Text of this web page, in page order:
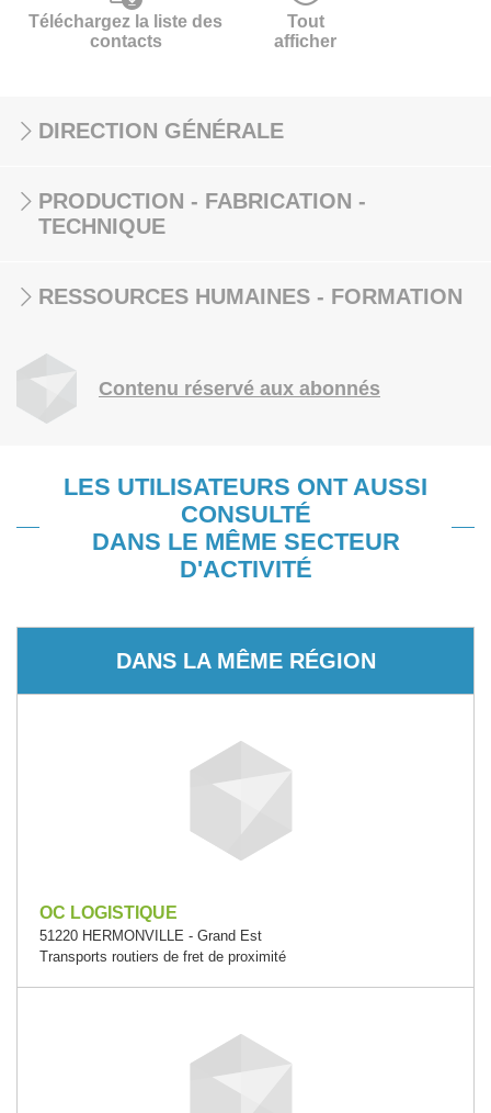
Téléchargez la liste des
contacts
Tout
afficher
DIRECTION GÉNÉRALE
PRODUCTION - FABRICATION -
TECHNIQUE
RESSOURCES HUMAINES - FORMATION
Contenu réservé aux abonnés
LES UTILISATEURS ONT AUSSI
CONSULTÉ
DANS LE MÊME SECTEUR
D'ACTIVITÉ
DANS LA MÊME RÉGION
OC LOGISTIQUE
51220 HERMONVILLE - Grand Est
Transports routiers de fret de proximité